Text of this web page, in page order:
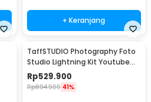
+ Keranjang
TaffSTUDIO Photography Foto
Studio Lightning Kit Youtube
Vlog - D-HZ7
Rp529.900
Rp894.900 41%